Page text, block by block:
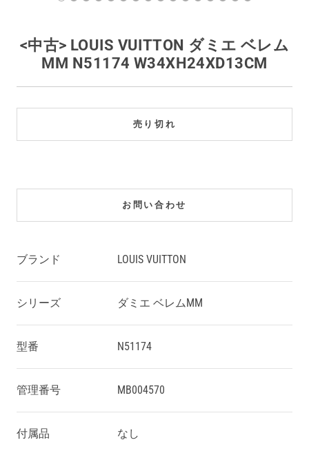
<中古> LOUIS VUITTON ダミエ ベレム
MM N51174 W34XH24XD13CM
売り切れ
お問い合わせ
ブランド LOUIS VUITTON
シリーズ ダミエ ベレムMM
型番 N51174
管理番号 MB004570
付属品 なし